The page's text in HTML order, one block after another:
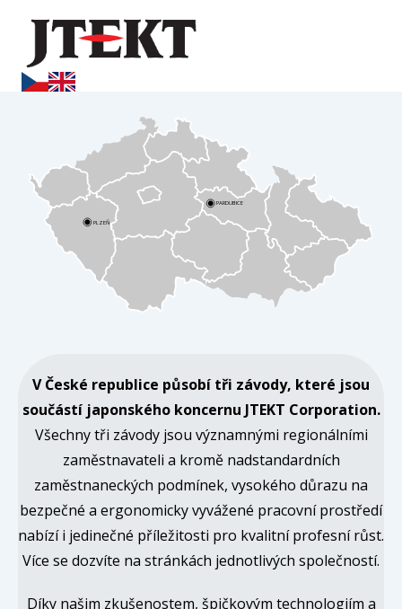
PLZEŇ
PARDUBICE
V České republice působí tři závody, které jsou
součástí japonského koncernu JTEKT Corporation.
Všechny tři závody jsou významnými regionálními
zaměstnavateli a kromě nadstandardních
zaměstnaneckých podmínek, vysokého důrazu na
bezpečné a ergonomicky vyvážené pracovní prostředí
nabízí i jedinečné příležitosti pro kvalitní profesní růst.
Více se dozvíte na stránkách jednotlivých společností.
Díky našim zkušenostem, špičkovým technologiím a